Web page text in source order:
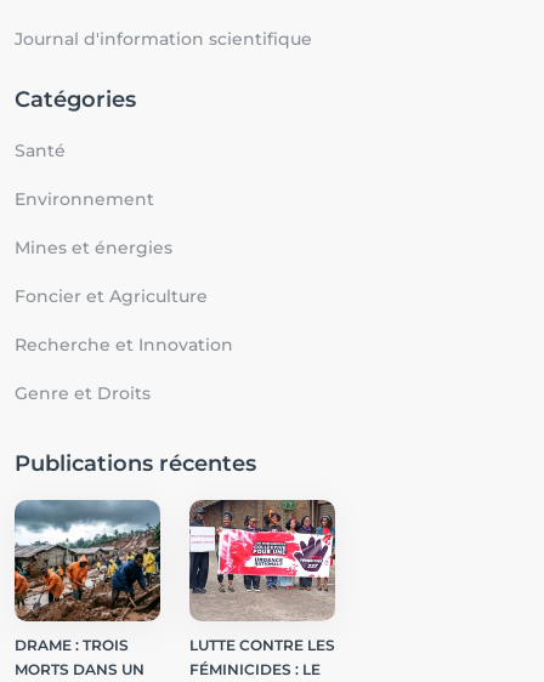
Journal d'information scientifique
Catégories
Santé
Environnement
Mines et énergies
Foncier et Agriculture
Recherche et Innovation
Genre et Droits
Publications récentes
DRAME : TROIS
MORTS DANS UN
LUTTE CONTRE LES
FÉMINICIDES : LE